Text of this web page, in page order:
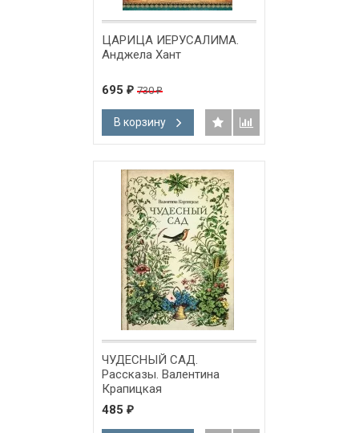
ЦАРИЦА ИЕРУСАЛИМА.
Анджела Хант
695 ₽ 730₽
В корзину
ЧУДЕСНЫЙ САД.
Рассказы. Валентина
Крапицкая
485 ₽